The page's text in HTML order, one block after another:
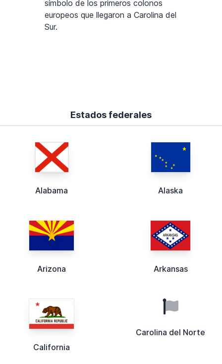
símbolo de los primeros colonos
europeos que llegaron a Carolina del
Sur.
Estados federales
Alabama Alaska
Arizona Arkansas
California
Carolina del Norte